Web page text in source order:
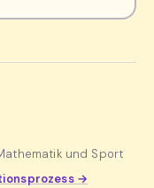
und Sport
→